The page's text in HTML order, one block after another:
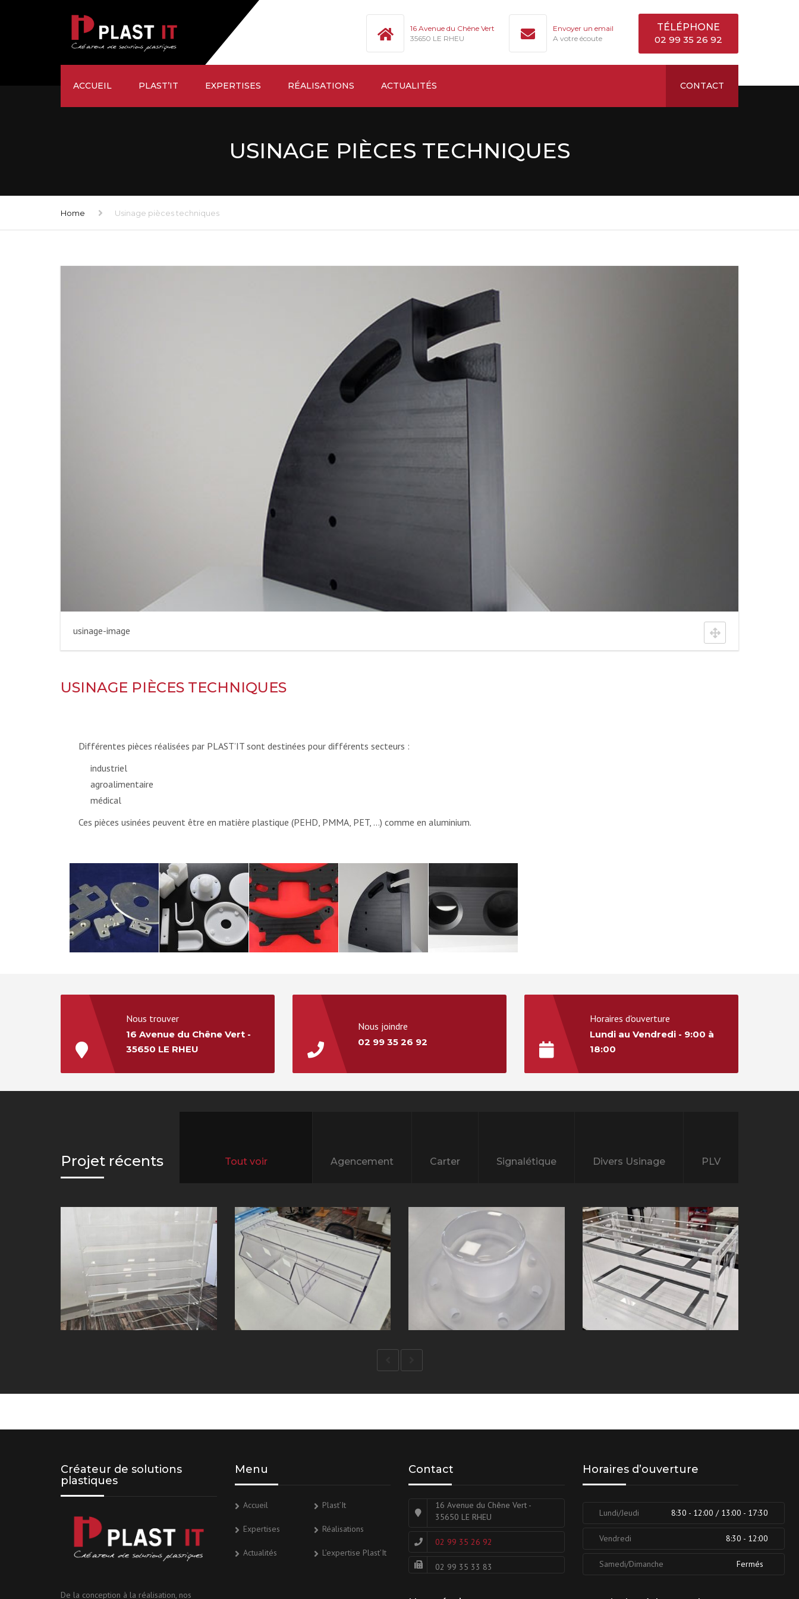
16 Avenue du Chêne Vert
35650 LE RHEU
Envoyer un email
A votre écoute
TÉLÉPHONE
02 99 35 26 92
CONTACT
ACCUEIL PLAST’IT EXPERTISES
SUR-MESURE
LIVRAISON
RÉALISATIONS ACTUALITÉS
USINAGE PIÈCES TECHNIQUES
Home Usinage pièces techniques
usinage-image
USINAGE PIÈCES TECHNIQUES
Différentes pièces réalisées par PLAST’IT sont destinées pour différents secteurs :
industriel
agroalimentaire
médical
Ces pièces usinées peuvent être en matière plastique (PEHD, PMMA, PET, …) comme en aluminium.
Nous trouver
16 Avenue du Chêne Vert -
35650 LE RHEU
Nous joindre
02 99 35 26 92
Horaires d'ouverture
Lundi au Vendredi - 9:00 à
18:00
Projet récents Agencement Carter Signalétique Divers Usinage PLV
Créateur de solutions
plastiques
De la conception à la réalisation, nos
Menu
Accueil Plast’It
Expertises Réalisations
Actualités L’expertise Plast’It
Contact
16 Avenue du Chêne Vert -
35650 LE RHEU
02 99 35 26 92
02 99 35 33 83
Horaires d’ouverture
Lundi/Jeudi 8:30 - 12:00 / 13:00 - 17:30
Vendredi 8:30 - 12:00
Samedi/Dimanche Fermés